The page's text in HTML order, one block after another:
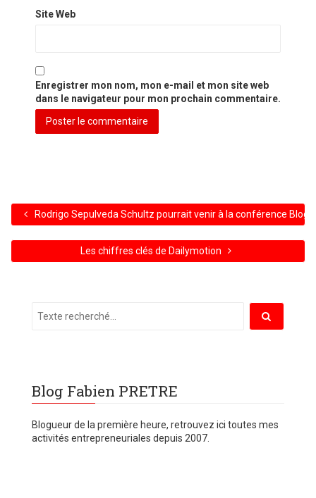
Site Web
Enregistrer mon nom, mon e-mail et mon site web
dans le navigateur pour mon prochain commentaire.
Rodrigo Sepulveda Schultz pourrait venir à la conférence Blog
Les chiffres clés de Dailymotion
Blog Fabien PRETRE
Blogueur de la première heure, retrouvez ici toutes mes
activités entrepreneuriales depuis 2007.